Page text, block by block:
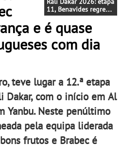
11, Benavides regressa
à liderança e
Boaventura termina
etapa em 7.º
e é quase
com dia
teve lugar a 12.ª etapa
Dakar, com o início em Al
Yanbu. Neste penúltimo
pela equipa liderada
frutos e Brabec é